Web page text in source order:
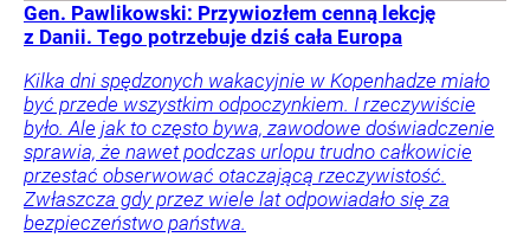
Gen. Pawlikowski: Przywiozłem cenną lekcję
z Danii. Tego potrzebuje dziś cała Europa
Kilka dni spędzonych wakacyjnie w Kopenhadze miało
być przede wszystkim odpoczynkiem. I rzeczywiście
było. Ale jak to często bywa, zawodowe doświadczenie
sprawia, że nawet podczas urlopu trudno całkowicie
przestać obserwować otaczającą rzeczywistość.
Zwłaszcza gdy przez wiele lat odpowiadało się za
bezpieczeństwo państwa.